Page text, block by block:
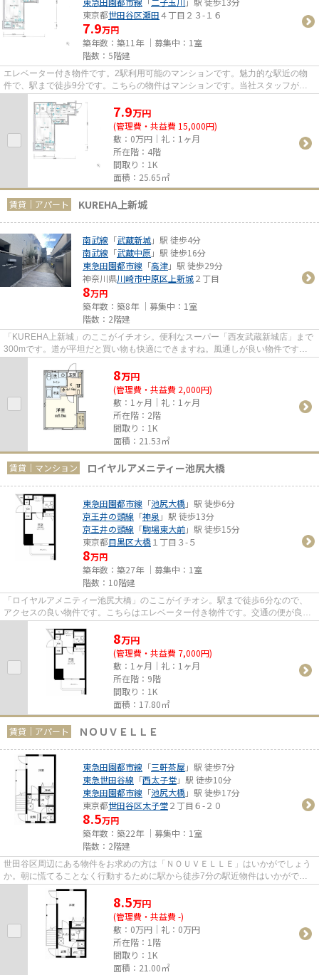
東京都世田谷区瀬田４丁目２３-１６
7.9万円
築年数：築11年 ｜募集中： 1室
階数：5階建
エレベーター付き物件です。2駅利用可能のマンションです。魅力的な駅近の物
件で、駅まで徒歩9分です。こちらの物件はマンションです。当社スタッフが地
7.9万円
(管理費・共益費 15,000円)
敷：0万円｜礼：1ヶ月
所在階：4階
間取り：1K
面積：25.65㎡
賃貸｜アパート KUREHA上新城
南武線 「武蔵新城」駅 徒歩4分
南武線 「武蔵中原」駅 徒歩16分
東急田園都市線 「高津」駅 徒歩29分
神奈川県川崎市中原区 上新城２丁目
8万円
築年数：築8年 ｜募集中： 1室
階数：2階建
「KUREHA上新城」のここがイチオシ。便利なスーパー「西友武蔵新城店」まで
300mです。道が平坦だと買い物も快適にできますね。風通しが良い物件です。
当社スタッフが地域の賃貸情報を...
8万円
(管理費・共益費 2,000円)
敷：1ヶ月｜礼：1ヶ月
所在階：2階
間取り：1K
面積：21.53㎡
賃貸｜マンション ロイヤルアメニティー池尻大橋
東急田園都市線 「池尻大橋」駅 徒歩6分
京王井の頭線 「神泉 」駅 徒歩13分
京王井の頭線 「駒場東大前」駅 徒歩15分
東京都目黒区大橋１丁目３-５
8万円
築年数：築27年 ｜募集中： 1室
階数：10階建
「ロイヤルアメニティー池尻大橋」のここがイチオシ。駅まで徒歩6分なので、
アクセスの良い物件です。こちらはエレベーター付き物件です。交通の便が良
8万円
(管理費・共益費 7,000円)
敷：1ヶ月｜礼：1ヶ月
所在階：9階
間取り：1K
面積：17.80㎡
賃貸｜アパート ＮＯＵＶＥＬＬＥ
東急田園都市線 「三軒茶屋 」駅 徒歩7分
東急世田谷線 「西太子堂」駅 徒歩10分
東急田園都市線 「池尻大橋」駅 徒歩17分
東京都世田谷区太子堂２丁目６-２０
8.5万円
築年数：築22年 ｜募集中： 1室
階数：2階建
世田谷区周辺にある物件をお求めの方は「ＮＯＵＶＥＬＬＥ」はいかがでしょう
か。朝に慌てることなく行動するために駅から徒歩7分の駅近物件はいかがでし
ょうか。こちらの物件はアパー...
8.5万円
(管理費・共益費 -)
敷：0万円｜礼：0万円
所在階：1階
間取り：1K
面積：21.00㎡